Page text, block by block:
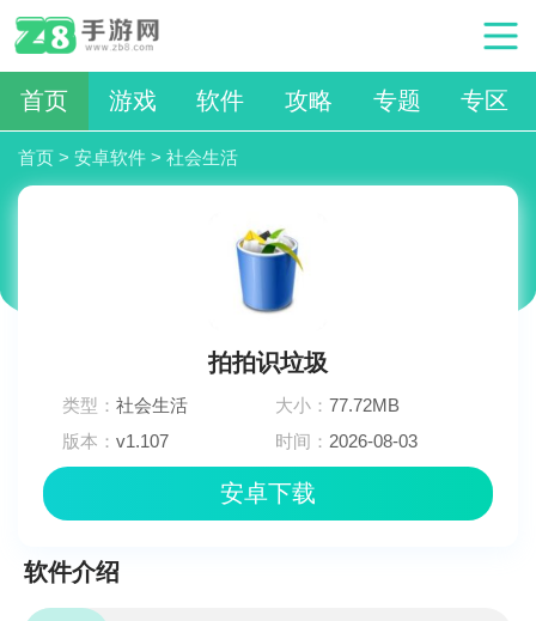
首页 游戏 软件 攻略 专题 专区
首页 > 安卓软件 > 社会生活
拍拍识垃圾
类型：社会生活 大小：77.72MB
版本：v1.107 时间： 2026-08-03
安卓下载
软件介绍